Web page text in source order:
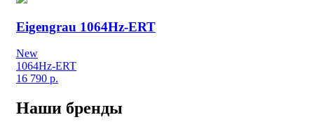
Eigengrau 1064Hz-ERT
New
1064Hz-ERT
16 790 р.
Наши бренды